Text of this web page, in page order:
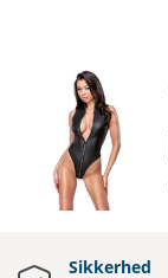
Sikkerhed